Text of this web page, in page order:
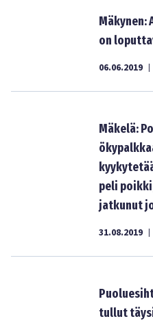
on
06.06.2019 |
Mäkelä:
peli
jatkunut
31.08.2019 |
tullut